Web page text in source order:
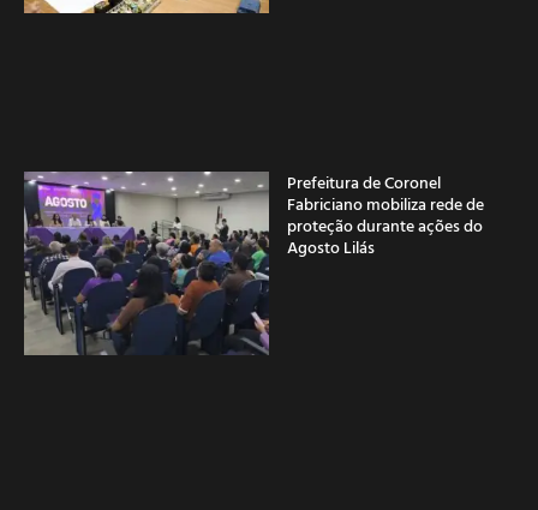
Prefeitura de Coronel
Fabriciano mobiliza rede de
proteção durante ações do
Agosto Lilás